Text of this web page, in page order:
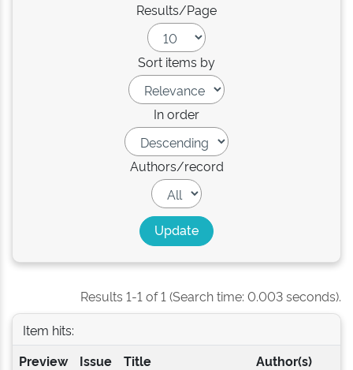
Results/Page
Sort items by
In order
Authors/record
Results 1-1 of 1 (Search time: 0.003 seconds).
Item hits:
Preview
Issue
Title Author(s)